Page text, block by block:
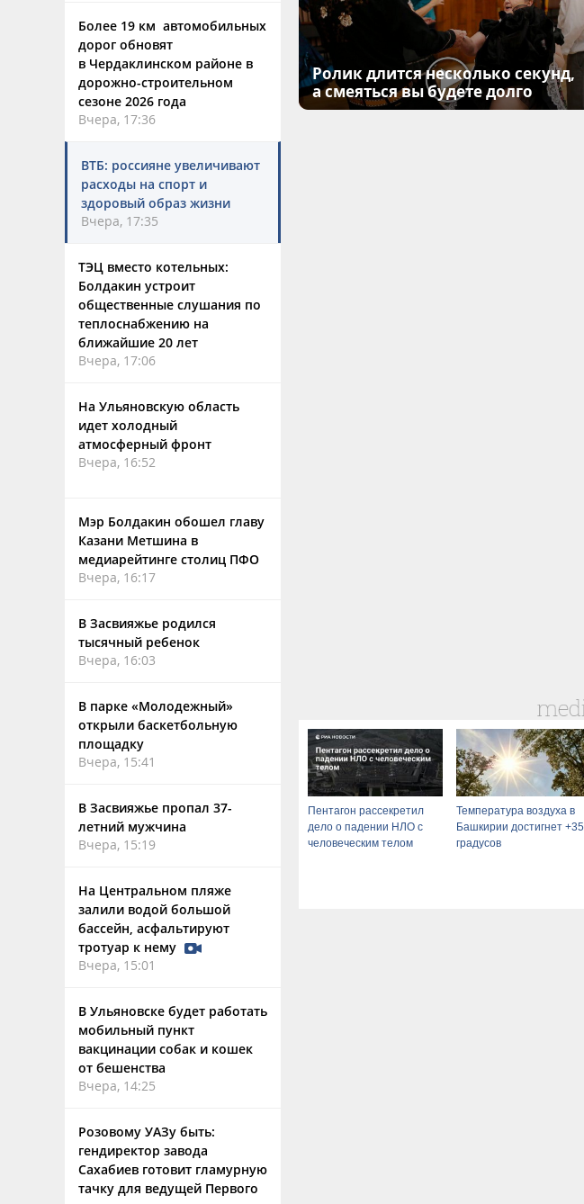
Более 19 км автомобильных
дорог обновят
в Чердаклинском районе в
дорожно-строительном
сезоне 2026 года
Вчера, 17:36
ВТБ: россияне увеличивают
расходы на спорт и
здоровый образ жизни
Вчера, 17:35
ТЭЦ вместо котельных:
Болдакин устроит
общественные слушания по
теплоснабжению на
ближайшие 20 лет
Вчера, 17:06
На Ульяновскую область
идет холодный
атмосферный фронт
Вчера, 16:52
Мэр Болдакин обошел главу
Казани Метшина в
медиарейтинге столиц ПФО
Вчера, 16:17
В Засвияжье родился
тысячный ребенок
Вчера, 16:03
В парке «Молодежный»
открыли баскетбольную
площадку
Вчера, 15:41
В Засвияжье пропал 37-
летний мужчина
Вчера, 15:19
На Центральном пляже
залили водой большой
бассейн, асфальтируют
тротуар к нему
Вчера, 15:01
В Ульяновске будет работать
мобильный пункт
вакцинации собак и кошек
от бешенства
Вчера, 14:25
Розовому УАЗу быть:
гендиректор завода
Сахабиев готовит гламурную
тачку для ведущей Первого
Ролик длится несколько секунд,
а смеяться вы будете долго
Пентагон рассекретил
дело о падении НЛО с
человеческим телом
Температура воздуха в
Башкирии достигнет +35
градусов